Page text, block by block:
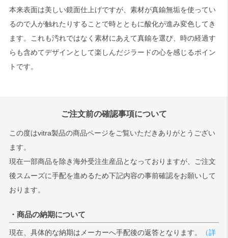
本来表面は美しい鏡面仕上げですが、素材が真鍮無垢を使ってい
るので人が触れたりすることで時とともに酸化が進み変色してき
ます。これも汚れではなく素材にあえて真鍮を選び、時の経過す
らも含めてデザインとして楽しんだジラードの心を感じるポイン
トです。
ご注文前の確認事項について
この度はvitra製品の商品ページをご覧いただきありがとうござい
ます。
現在一部商品を除き海外受注生産品となっておりますが、ご注文
後スムーズに手配を進めるため下記内容の事前確認をお願いして
おります。
・商品の納期について
現在、具体的な納期はメーカーへ手配後の返答となります。 （詳